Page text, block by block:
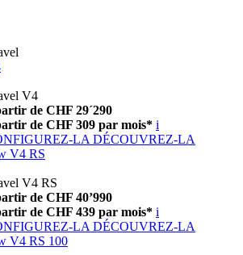
V4
de CHF 29´290
de CHF 309 par mois* i
LA DÉCOUVREZ-LA
V4 RS
V4 RS
de CHF 40’990
de CHF 439 par mois* i
LA DÉCOUVREZ-LA
V4 RS 100